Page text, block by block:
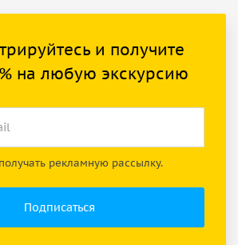
и получите
на любую экскурсию
получать рекламную рассылку.